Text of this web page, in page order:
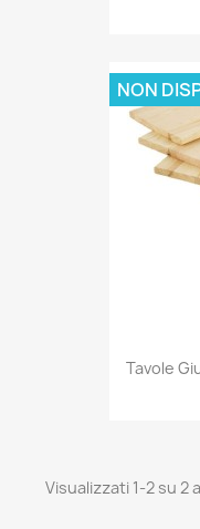
Tavole
NON
Visualizzati 1-2 su 2